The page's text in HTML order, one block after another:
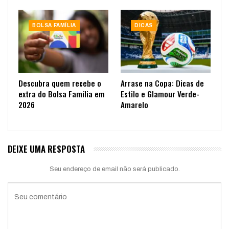
BOLSA FAMÍLIA
Descubra quem recebe o
extra do Bolsa Família em
2026
DICAS
Arrase na Copa: Dicas de
Estilo e Glamour Verde-
Amarelo
DEIXE UMA RESPOSTA
Seu endereço de email não será publicado.